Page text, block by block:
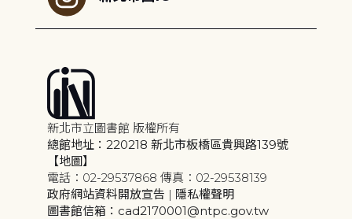
新北市立圖書館 版權所有
總館地址：220218 新北市板橋區貴興路139號
【地圖】
電話：02-29537868 傳真：02-29538139
政府網站資料開放宣告 | 隱私權聲明
圖書館信箱：cad2170001@ntpc.gov.tw